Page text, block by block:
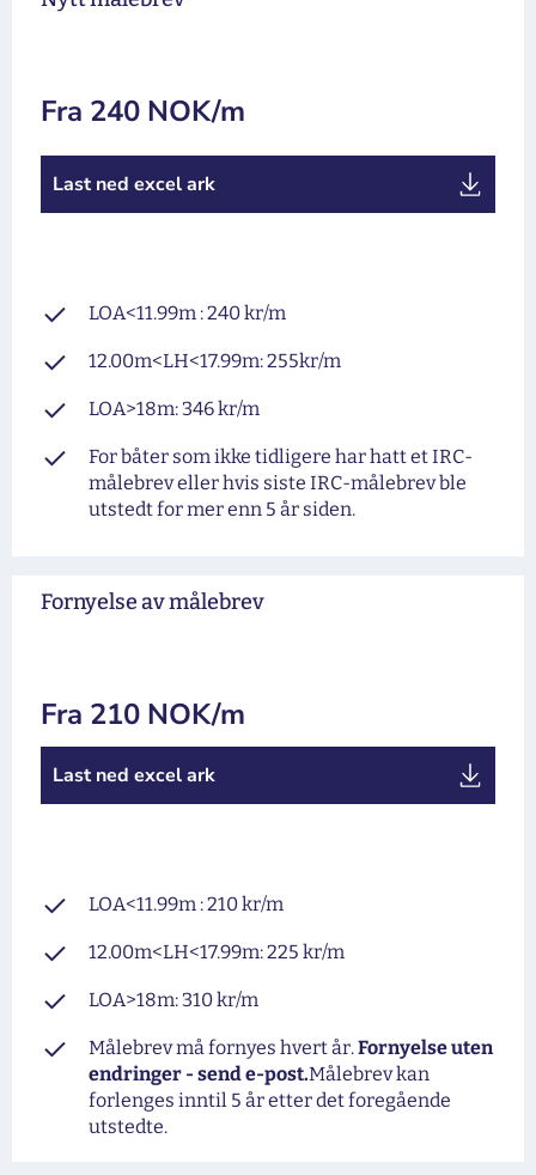
Fra 240 NOK/m
Last ned excel ark
LOA<11.99m : 240 kr/m
12.00m<LH<17.99m: 255kr/m
LOA>18m: 346 kr/m
For båter som ikke tidligere har hatt et IRC-
målebrev eller hvis siste IRC-målebrev ble
utstedt for mer enn 5 år siden.
Fornyelse av målebrev
Fra 210 NOK/m
Last ned excel ark
LOA<11.99m : 210 kr/m
12.00m<LH<17.99m: 225 kr/m
LOA>18m: 310 kr/m
Målebrev må fornyes hvert år.Fornyelse uten
endringer - send e-post.Målebrev kan
forlenges inntil 5 år etter det foregående
utstedte.